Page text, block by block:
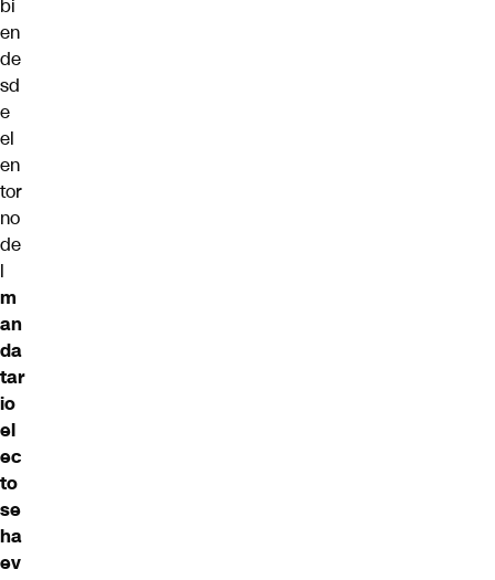
bi
en
de
sd
e
el
en
tor
no
de
l
m
an
da
tar
io
el
ec
to
se
ha
ev